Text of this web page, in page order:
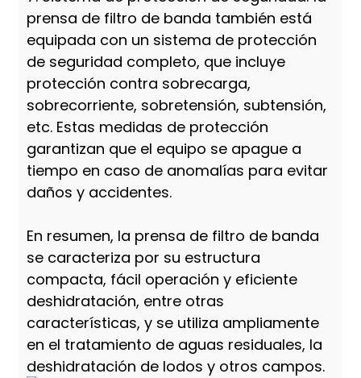
prensa de filtro de banda también está
equipada con un sistema de protección
de seguridad completo, que incluye
protección contra sobrecarga,
sobrecorriente, sobretensión, subtensión,
etc. Estas medidas de protección
garantizan que el equipo se apague a
tiempo en caso de anomalías para evitar
daños y accidentes.
En resumen, la prensa de filtro de banda
se caracteriza por su estructura
compacta, fácil operación y eficiente
deshidratación, entre otras
características, y se utiliza ampliamente
en el tratamiento de aguas residuales, la
deshidratación de lodos y otros campos.